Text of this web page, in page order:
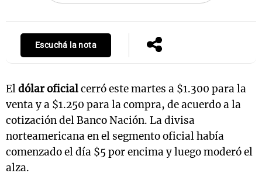
Escuchá la nota
Eldólar oficialcerró este martes a $1.300 para la
venta y a $1.250 para la compra, de acuerdo a la
cotización del Banco Nación. La divisa
norteamericana en el segmento oficial había
comenzado el día $5 por encima y luego moderó el
alza.
Mundial 2026